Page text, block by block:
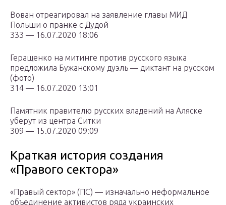
Вован отреагировал на заявление главы МИД
Польши о пранке с Дудой
333 — 16.07.2020 18:06
Геращенко на митинге против русского языка
предложила Бужанскому дуэль — диктант на русском
(фото)
314 — 16.07.2020 13:01
Памятник правителю русских владений на Аляске
уберут из центра Ситки
309 — 15.07.2020 09:09
Краткая история создания
«Правого сектора»
«Правый сектор» (ПС) — изначально неформальное
объединение активистов ряда украинских